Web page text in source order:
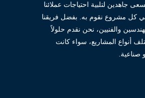
جاهدين لتلبية احتياجات عملائنا
في كل مشروع نقوم به. بفضل فريقنا
والفنيين، نحن نقدم حلولاً
أنواع المشاريع، سواء كانت
صناعية.